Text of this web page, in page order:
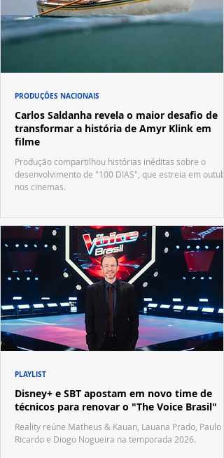
Carlos Saldanha revela o maior desafio de
transformar a história de Amyr Klink em
filme
Produção compartilhou histórias inéditas sobre o
desenvolvimento de "100 DIAS", que estreia em
nos cinemas.
PRODUÇÕES NACIONAIS
Disney+ e SBT apostam em novo time de
técnicos para renovar o "The Voice Brasil"
Reality reúne Matheus & Kauan, Lauana Prado, Paulo
Ricardo e Diogo Nogueira na temporada 2026.
PLAYLIST